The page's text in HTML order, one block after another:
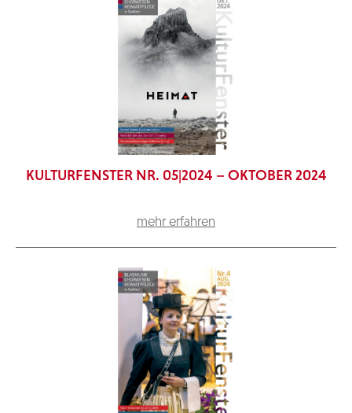
KULTURFENSTER NR. 05|2024 – OKTOBER 2024
mehr erfahren